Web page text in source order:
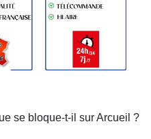
se bloque-t-il sur Arcueil ?